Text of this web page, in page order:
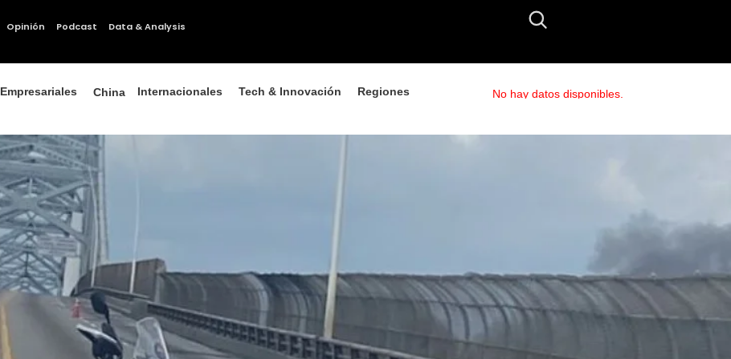
Opinión Podcast Data & Analysis
Empresariales China Internacionales Tech & Innovación Regiones No hay datos disponibles.